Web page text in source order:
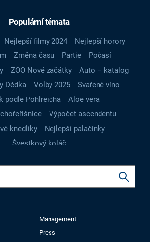
Populární témata
Nejlepší filmy 2024
Nejlepší horory
Změna času Partie
Počasí
ZOO Nové začátky
Auto – katalog
Dědka
Volby 2025
Svařené víno
podle Pohlreicha
Aloe vera
Výpočet ascendentu
knedlíky
Nejlepší palačinky
Švestkový koláč
Management
Press